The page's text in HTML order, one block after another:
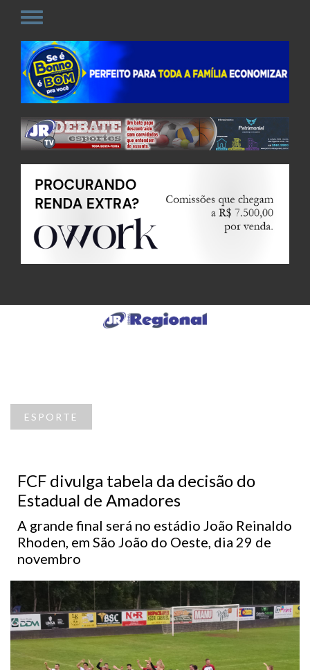
ESPORTE
FCF divulga tabela da decisão do
Estadual de Amadores
A grande final será no estádio João Reinaldo
Rhoden, em São João do Oeste, dia 29 de
novembro